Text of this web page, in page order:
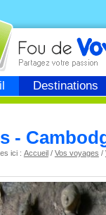
Destinations
voyage
-
ici : Accueil/ Vos voyages /